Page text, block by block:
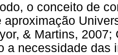
o conceito de
aproximação
& Martins,
a necessidade das